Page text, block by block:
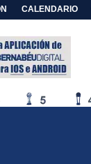
CALENDARIO